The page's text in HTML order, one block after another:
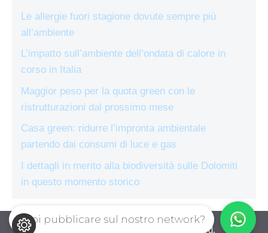
Le allergie fuori stagione dovute sempre più
all’ambiente
L’impatto sull’ambiente dell’ondata di calore in
corso in Italia
Maggior peso per la quota green con le
ristrutturazioni dal prossimo mese
Casa green: ridurre l’impronta ambientale
partendo dai consumi di luce e gas
I dettagli in merito alla biodiversità sulle Dolomiti
in questo momento storico
ecologiae.com © 2026. All right reserverd.
Vuoi pubblicare sul nostro network?